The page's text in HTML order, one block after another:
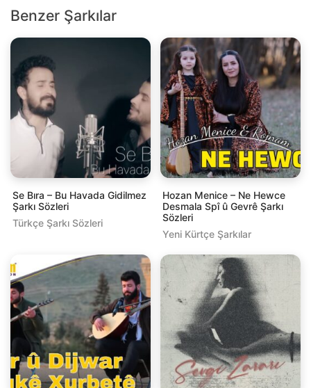
Benzer Şarkılar
Se Bıra – Bu Havada Gidilmez
Şarkı Sözleri
Türkçe Şarkı Sözleri
Hozan Menice – Ne Hewce
Desmala Spî û Gevrê Şarkı
Sözleri
Yeni Kürtçe Şarkılar